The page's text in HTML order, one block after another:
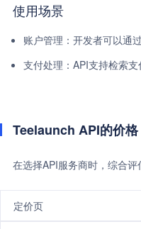
使用场景
账户管理：开发者可以通
支付处理：API支持检索
Teelaunch API的价格
在选择API服务商时，综合
定价页